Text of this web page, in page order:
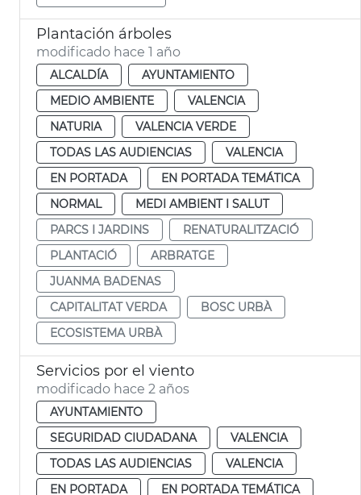
Plantación árboles
modificado hace 1 año
ALCALDÍA
AYUNTAMIENTO
MEDIO AMBIENTE
VALENCIA
NATURIA
VALENCIA VERDE
TODAS LAS AUDIENCIAS
VALENCIA
EN PORTADA
EN PORTADA TEMÁTICA
NORMAL
MEDI AMBIENT I SALUT
PARCS I JARDINS
RENATURALITZACIÓ
PLANTACIÓ
ARBRATGE
JUANMA BADENAS
CAPITALITAT VERDA
BOSC URBÀ
ECOSISTEMA URBÀ
Servicios por el viento
modificado hace 2 años
AYUNTAMIENTO
SEGURIDAD CIUDADANA
VALENCIA
TODAS LAS AUDIENCIAS
VALENCIA
EN PORTADA
EN PORTADA TEMÁTICA